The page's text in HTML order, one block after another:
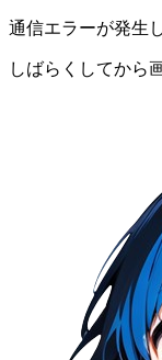
通信エラーが発生
しばらくしてから